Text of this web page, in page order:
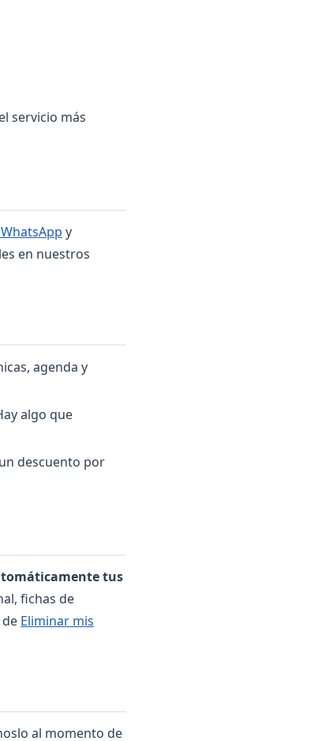
servicio más
y
en nuestros
agenda y
algo que
descuento por
tus
fichas de
Eliminar mis
al momento de